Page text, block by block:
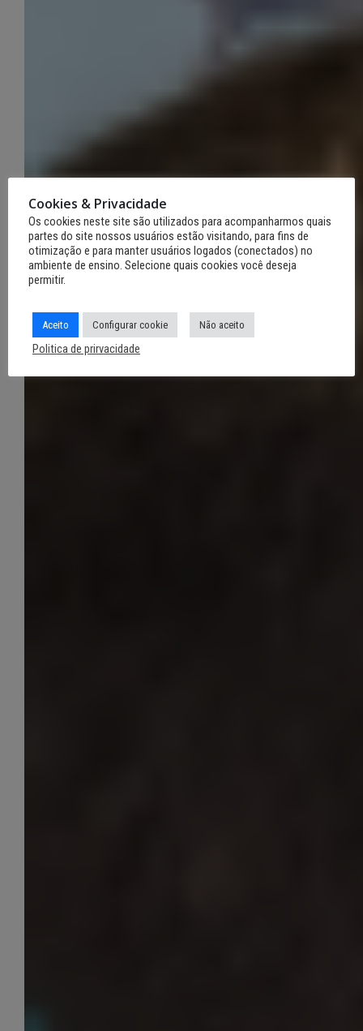
Cookies & Privacidade
Os cookies neste site são utilizados para acompanharmos quais
partes do site nossos usuários estão visitando, para fins de
otimização e para manter usuários logados (conectados) no
ambiente de ensino. Selecione quais cookies você deseja
permitir.
Aceito Configurar cookie Não aceito
Politica de prirvacidade